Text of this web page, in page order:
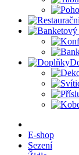
E-shop
Sezení